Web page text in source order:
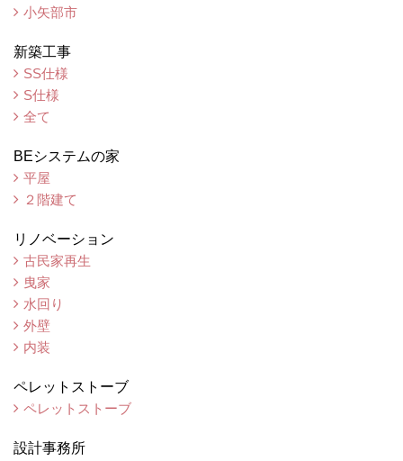
小矢部市
新築工事
SS仕様
S仕様
全て
BEシステムの家
平屋
２階建て
リノベーション
古民家再生
曳家
水回り
外壁
内装
ペレットストーブ
ペレットストーブ
設計事務所